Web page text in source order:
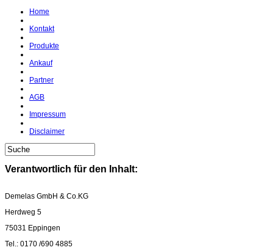
Home
Kontakt
Produkte
Ankauf
Partner
AGB
Impressum
Disclaimer
Verantwortlich für den Inhalt:
Demelas GmbH & Co.KG
Herdweg 5
75031 Eppingen
Tel.: 0170 /690 4885